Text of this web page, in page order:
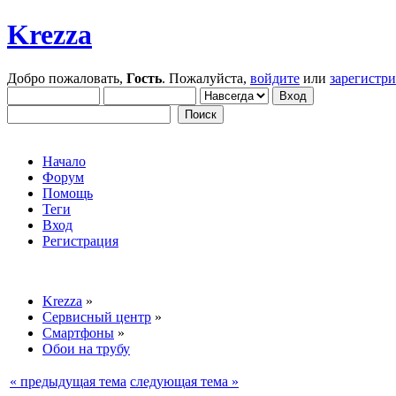
Krezza
Добро пожаловать, Гость. Пожалуйста, войдите или
Начало
Форум
Помощь
Теги
Вход
Регистрация
Krezza »
Сервисный центр »
Смартфоны »
Обои на трубу
« предыдущая тема следующая тема »